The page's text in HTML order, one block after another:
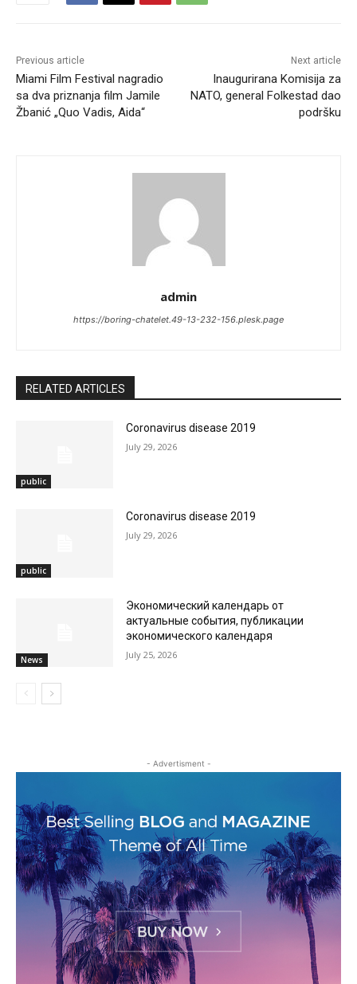
Previous article
Miami Film Festival nagradio
sa dva priznanja film Jamile
Žbanić „Quo Vadis, Aida“
Next article
Inaugurirana Komisija za
NATO, general Folkestad dao
podršku
admin
https://boring-chatelet.49-13-232-156.plesk.page
RELATED ARTICLES
public
Coronavirus disease 2019
July 29, 2026
public
Coronavirus disease 2019
July 29, 2026
News
Экономический календарь от
актуальные события, публикации
экономического календаря
July 25, 2026
- Advertisment -